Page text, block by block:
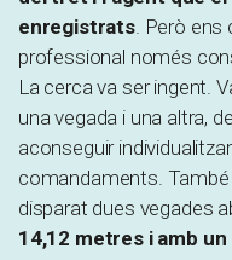
enregistrats. Però ens
professional només
La cerca va ser ingent.
una vegada i una altra,
aconseguir
comandaments.
disparat dues vegades
14,12 metres i amb